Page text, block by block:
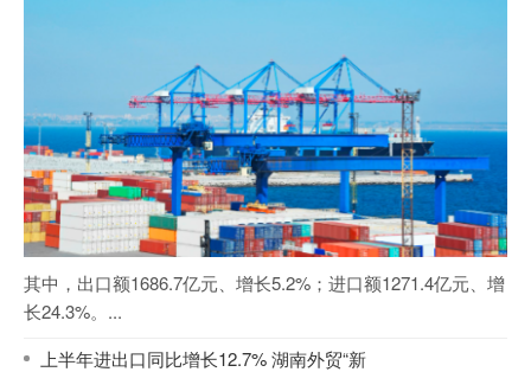
其中，出口额1686.7亿元、增长5.2%；进口额1271.4亿元、增
长24.3%。...
上半年进出口同比增长12.7% 湖南外贸“新